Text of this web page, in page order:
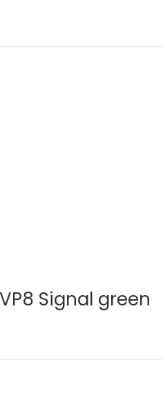
Signal green